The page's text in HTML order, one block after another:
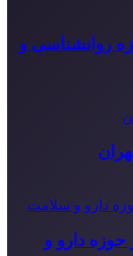
روانشناسی و
حوزه دارو و